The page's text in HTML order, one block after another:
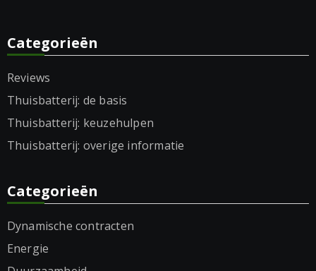
Categorieën
Reviews
Thuisbatterij: de basis
Thuisbatterij: keuzehulpen
Thuisbatterij: overige informatie
Categorieën
Dynamische contracten
Energie